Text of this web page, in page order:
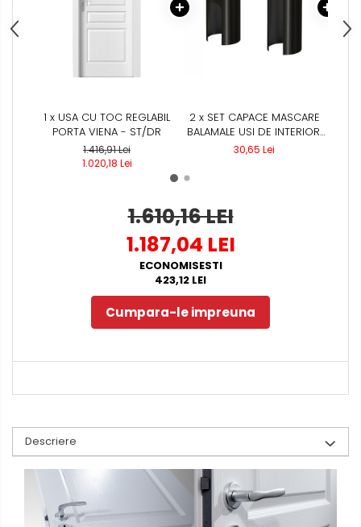
1 x USA CU TOC REGLABIL
PORTA VIENA - ST/DR
1.416,91 Lei
1.020,18 Lei
2 x SET CAPACE MASCARE
BALAMALE USI DE INTERIOR,
NEGRU
30,65 Lei
1.610,16 LEI
1.187,04 LEI
ECONOMISESTI
423,12 LEI
Cumpara-le impreuna
Descriere